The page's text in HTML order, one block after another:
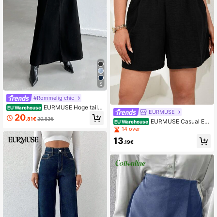
5
#Rommelig chic
EU Warehouse EURMUSE Hoge taille
Schuine zak Denim rokken
20.81€20.83€
EURMUSE
EU Warehouse EURMUSE Casual Ee
nkleurig Short grote maat
14 over
13.19€